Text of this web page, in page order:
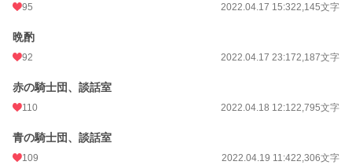
95 2022.04.17 15:322,145文字
晩酌
92 2022.04.17 23:172,187文字
赤の騎士団、談話室
110 2022.04.18 12:122,795文字
青の騎士団、談話室
109 2022.04.19 11:422,306文字